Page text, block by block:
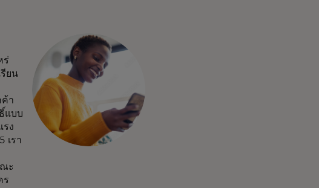
ร่
ยน
ค้า
แบบ
รง
เรา
ะ
ร